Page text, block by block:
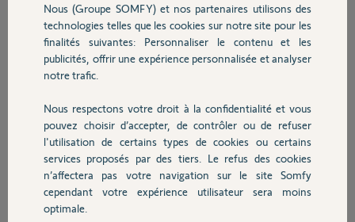
Sécurité
Domotique
Chauffage
Autres produits
jean louis P.
il y a environ 12 ans
Participer au fil de discussion
Réponses
Bonjour Jean-Louis,
Nous ne possédons plus d'armoire de ce type dont la production à été
arrêté il y a environ 20 ans. Il faudra soit remplacer l'ensemble soit
remplacer l'armoire par une AX230. Je vous conseille de vous
Nous (Groupe SOMFY) et nos partenaires utilisons des
technologies telles que les cookies sur notre site pour les
finalités suivantes: Personnaliser le contenu et les
publicités, offrir une expérience personnalisée et analyser
notre trafic.
Nous respectons votre droit à la confidentialité et vous
pouvez choisir d’accepter, de contrôler ou de refuser
l'utilisation de certains types de cookies ou certains
services proposés par des tiers. Le refus des cookies
n’affectera pas votre navigation sur le site Somfy
cependant votre expérience utilisateur sera moins
optimale.